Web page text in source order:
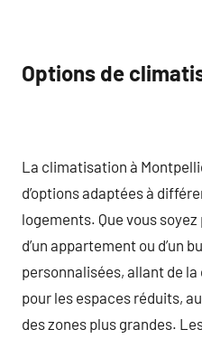
Options de
La climatisation à
d’options adaptées à
logements. Que vous
d’un appartement ou d’un
personnalisées, allant de
pour les espaces réduits,
des zones plus grandes.